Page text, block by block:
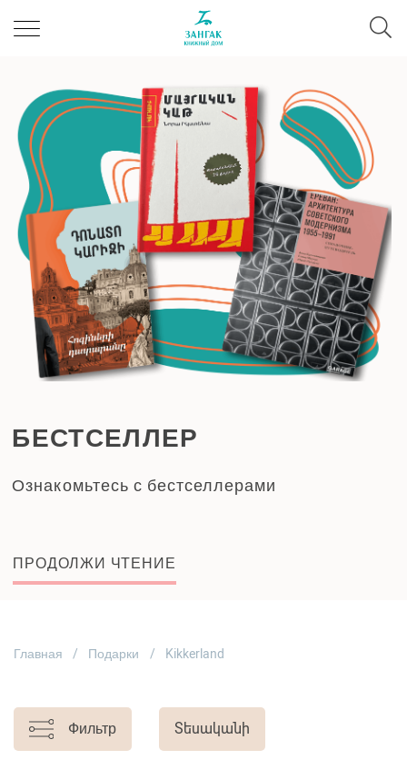
БЕСТСЕЛЛЕР
Ознакомьтесь с бестселлерами
ПРОДОЛЖИ ЧТЕНИЕ
Главная Подарки Kikkerland
Фильтр Տեսականի